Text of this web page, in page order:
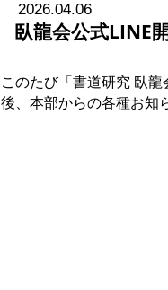
2026.04.06
臥龍会公式LINE
このたび「書道研究 臥
後、本部からの各種お